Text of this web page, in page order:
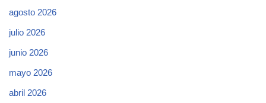
agosto 2026
julio 2026
junio 2026
mayo 2026
abril 2026